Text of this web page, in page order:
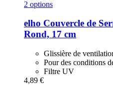
2 options
elho Couvercle de
Rond, 17 cm
Glissière de
Pour des conditions
Filtre UV
4,89 €